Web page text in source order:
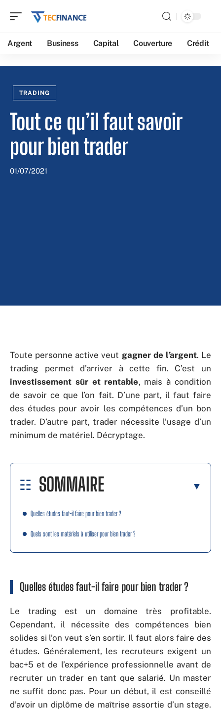
Argent Business Capital Couverture Crédit
TRADING
Tout ce qu’il faut savoir
pour bien trader
01/07/2021
Toute personne active veut gagner de l’argent. Le
trading permet d’arriver à cette fin. C’est un
investissement sûr et rentable, mais à condition
de savoir ce que l’on fait. D’une part, il faut faire
des études pour avoir les compétences d’un bon
trader. D’autre part, trader nécessite l’usage d’un
minimum de matériel. Décryptage.
SOMMAIRE
Quelles études faut-il faire pour bien trader ?
Quels sont les matériels à utiliser pour bien trader ?
Quelles études faut-il faire pour bien trader ?
Le trading est un domaine très profitable.
Cependant, il nécessite des compétences bien
solides si l’on veut s’en sortir. Il faut alors faire des
études. Généralement, les recruteurs exigent un
bac+5 et de l’expérience professionnelle avant de
recruter un trader en tant que salarié. Un master
ne suffit donc pas. Pour un début, il est conseillé
d’avoir un diplôme de maîtrise assortie d’un stage.